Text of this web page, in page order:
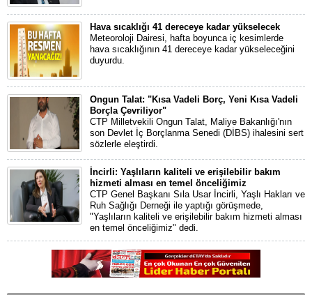
Hava sıcaklığı 41 dereceye kadar yükselecek
Meteoroloji Dairesi, hafta boyunca iç kesimlerde
hava sıcaklığının 41 dereceye kadar yükseleceğini
duyurdu.
Ongun Talat: "Kısa Vadeli Borç, Yeni Kısa Vadeli
Borçla Çevriliyor"
CTP Milletvekili Ongun Talat, Maliye Bakanlığı'nın
son Devlet İç Borçlanma Senedi (DİBS) ihalesini sert
sözlerle eleştirdi.
İncirli: Yaşlıların kaliteli ve erişilebilir bakım
hizmeti alması en temel önceliğimiz
CTP Genel Başkanı Sıla Usar İncirli, Yaşlı Hakları ve
Ruh Sağlığı Derneği ile yaptığı görüşmede,
"Yaşlıların kaliteli ve erişilebilir bakım hizmeti alması
en temel önceliğimiz" dedi.